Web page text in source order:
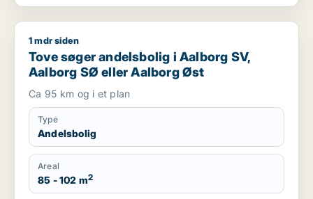
Tove søger andelsbolig i Aalborg SV, Aalborg SØ eller
1 mdr siden
Tove søger andelsbolig i Aalborg SV,
Aalborg SØ eller Aalborg Øst
Ca 95 km og i et plan
Type
Andelsbolig
Areal
85 - 102 m2